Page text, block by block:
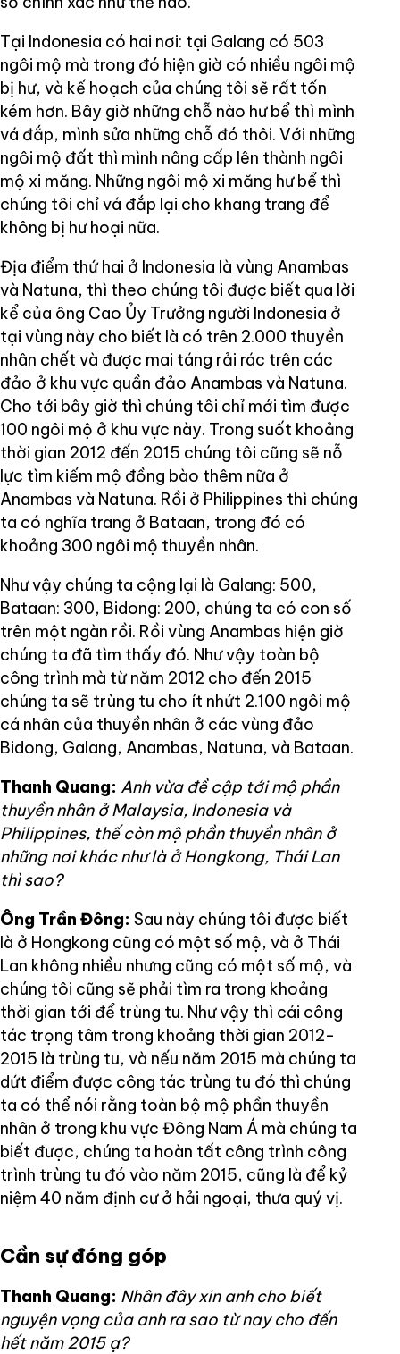
Tại Indonesia có hai nơi: tại Galang có 503
ngôi mộ mà trong đó hiện giờ có nhiều ngôi mộ
bị hư, và kế hoạch của chúng tôi sẽ rất tốn
kém hơn. Bây giờ những chỗ nào hư bể thì mình
vá đắp, mình sửa những chỗ đó thôi. Với những
ngôi mộ đất thì mình nâng cấp lên thành ngôi
mộ xi măng. Những ngôi mộ xi măng hư bể thì
chúng tôi chỉ vá đắp lại cho khang trang để
không bị hư hoại nữa.
Địa điểm thứ hai ở Indonesia là vùng Anambas
và Natuna, thì theo chúng tôi được biết qua lời
kể của ông Cao Ủy Trưởng người Indonesia ở
tại vùng này cho biết là có trên 2.000 thuyền
nhân chết và được mai táng rải rác trên các
đảo ở khu vực quần đảo Anambas và Natuna.
Cho tới bây giờ thì chúng tôi chỉ mới tìm được
100 ngôi mộ ở khu vực này. Trong suốt khoảng
thời gian 2012 đến 2015 chúng tôi cũng sẽ nỗ
lực tìm kiếm mộ đồng bào thêm nữa ở
Anambas và Natuna. Rồi ở Philippines thì chúng
ta có nghĩa trang ở Bataan, trong đó có
khoảng 300 ngôi mộ thuyền nhân.
Như vậy chúng ta cộng lại là Galang: 500,
Bataan: 300, Bidong: 200, chúng ta có con số
trên một ngàn rồi. Rồi vùng Anambas hiện giờ
chúng ta đã tìm thấy đó. Như vậy toàn bộ
công trình mà từ năm 2012 cho đến 2015
chúng ta sẽ trùng tu cho ít nhứt 2.100 ngôi mộ
cá nhân của thuyền nhân ở các vùng đảo
Bidong, Galang, Anambas, Natuna, và Bataan.
Thanh Quang: Anh vừa đề cập tới mộ phần
thuyền nhân ở Malaysia, Indonesia và
Philippines, thế còn mộ phần thuyền nhân ở
những nơi khác như là ở Hongkong, Thái Lan
thì sao?
Ông Trần Đông: Sau này chúng tôi được biết
là ở Hongkong cũng có một số mộ, và ở Thái
Lan không nhiều nhưng cũng có một số mộ, và
chúng tôi cũng sẽ phải tìm ra trong khoảng
thời gian tới để trùng tu. Như vậy thì cái công
tác trọng tâm trong khoảng thời gian 2012-
2015 là trùng tu, và nếu năm 2015 mà chúng ta
dứt điểm được công tác trùng tu đó thì chúng
ta có thể nói rằng toàn bộ mộ phần thuyền
nhân ở trong khu vực Đông Nam Á mà chúng ta
biết được, chúng ta hoàn tất công trình công
trình trùng tu đó vào năm 2015, cũng là để kỷ
niệm 40 năm định cư ở hải ngoại, thưa quý vị.
Cần sự đóng góp
Thanh Quang: Nhân đây xin anh cho biết
nguyện vọng của anh ra sao từ nay cho đến
hết năm 2015 ạ?